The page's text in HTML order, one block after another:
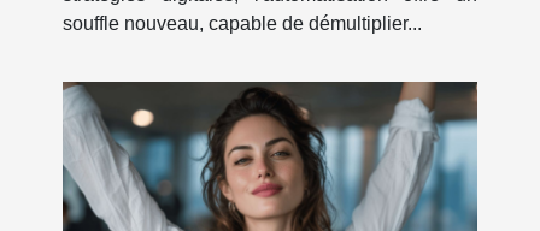
souffle nouveau, capable de démultiplier...